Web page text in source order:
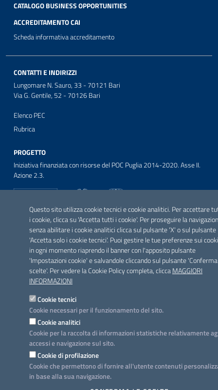
Questo sito utilizza cookie tecnici e cookie analitici. Per accettare
i cookie, clicca su 'Accetta tutti i cookie'. Per proseguire la
senza abilitare i cookie analitici clicca sul pulsante 'X' o sul pulsante
'Accetta solo i cookie tecnici'. Puoi gestire le tue preferenze sui
in ogni momento riaprendo il banner con l'apposito pulsante
'Impostazioni cookie' e salvandole cliccando sul pulsante
scelte'. Per vedere la Cookie Policy completa, cliccaMAGGIORI
INFORMAZIONI
Cookie tecnici
Cookie necessari per il funzionamento del sito.
Cookie analitici
Cookie per la raccolta di informazioni statistiche relativamente
accessi e navigazione sul sito.
Cookie di profilazione
Cookie che permettono di fornire all'utente contenuti
in base alla sua navigazione.
CATALOGO BUSINESS OPPORTUNITIES
ACCREDITAMENTO CAI
Scheda informativa accreditamento
CONTATTI E INDIRIZZI
Lungomare N. Sauro, 33 - 70121 Bari
Via G. Gentile, 52 - 70126 Bari
Elenco PEC
Rubrica
PROGETTO
Iniziativa finanziata con risorse del POC Puglia 2014-2020. Asse II.
Azione 2.3.
SEGUICI SU
FacebookTwitter Youtube InstagramLinkedin